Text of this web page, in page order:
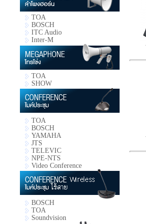
TOA
BOSCH
ITC Audio
Inter-M
TOA
SHOW
TOA
BOSCH
YAMAHA
JTS
TELEVIC
NPE-NTS
Video Conference
BOSCH
TOA
Soundvision